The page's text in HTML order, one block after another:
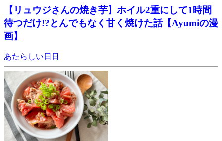
【リュウジさんの焼き芋】ホイル2重にして1時間
待つだけ!?とんでもなく甘く焼けた話【Ayumiの漫
画】
あたらしい日日